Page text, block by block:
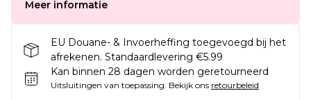
Meer informatie
EU Douane- & Invoerheffing toegevoegd bij het
afrekenen. Standaardlevering €5.99
Kan binnen 28 dagen worden geretourneerd
Uitsluitingen van toepassing. Bekijk ons retourbeleid